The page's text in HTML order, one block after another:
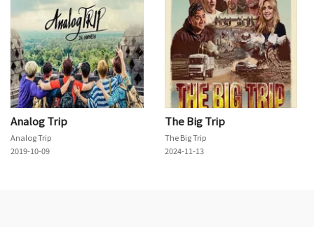
Analog Trip
Analog Trip
2019-10-09
The Big Trip
The Big Trip
2024-11-13